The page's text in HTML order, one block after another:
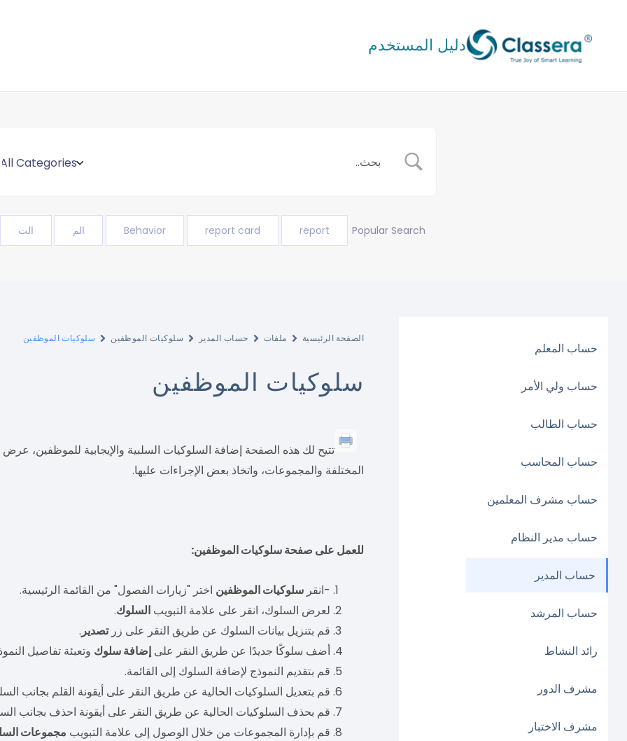
المحتوى
دليل المستخدم
Popular Search
report
report card
Behavior الم الت
حساب المعلم
حساب ولي الأمر
حساب الطالب
حساب المحاسب
حساب مشرف المعلمين
حساب مدير النظام
حساب المدير
حساب المرشد
رائد النشاط
مشرف الدور
مشرف الاختبار
الصفحة الرئيسية ملفات حساب المدير سلوكيات الموظفين سلوكيات الموظفين
سلوكيات الموظفين
تتيح لك هذه الصفحة إضافة السلوكيات السلبية والإيجابية للموظفين،
المختلفة والمجموعات، واتخاذ بعض الإجراءات عليها.
للعمل على صفحة سلوكيات الموظفين:
-انقر سلوكيات الموظفين اختر "زيارات الفصول" من القائمة الرئيسية.
لعرض السلوك، انقر على علامة التبويب السلوك.
قم بتنزيل بيانات السلوك عن طريق النقر على زرتصدير.
أضف سلوكًا جديدًا عن طريق النقر على إضافة سلوك وتعبئة تفاصيل
قم بتقديم النموذج لإضافة السلوك إلى القائمة.
قم بتعديل السلوكيات الحالية عن طريق النقر على أيقونة القلم بجانب
قم بحذف السلوكيات الحالية عن طريق النقر على أيقونة احذف بجانب
قم بإدارة المجموعات من خلال الوصول إلى علامة التبويب مجموعات